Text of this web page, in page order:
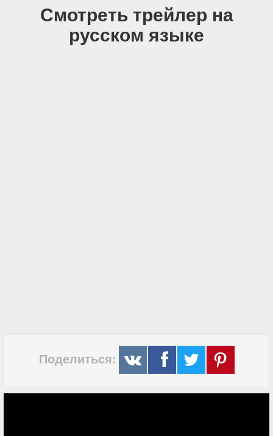
Смотреть трейлер на
русском языке
Поделиться: